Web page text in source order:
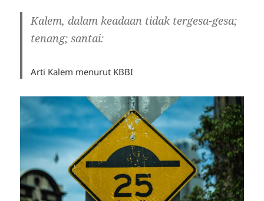
Kalem, dalam keadaan tidak tergesa-gesa;
tenang; santai:
Arti Kalem menurut KBBI